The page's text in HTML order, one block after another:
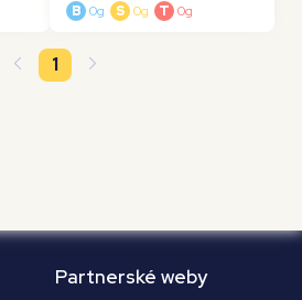
B 0g S 0g T 0g
1
Partnerské weby